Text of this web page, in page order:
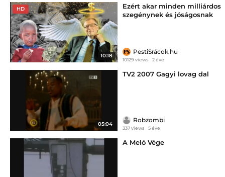
HD
10:18
Ezért akar minden milliárdos
szegénynek és jóságosnak
PestiSrácok.hu
10129 views 2 éve
05:04
TV2 2007 Gagyi lovag dal
Robzombi
337 views 5 éve
A Meló Vége